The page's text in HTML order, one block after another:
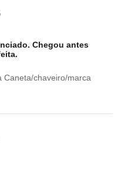
Chegou antes
Caneta/chaveiro/marca